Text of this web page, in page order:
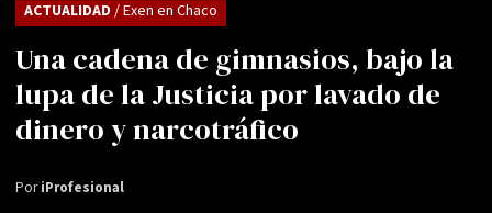
Una cadena de gimnasios, bajo la
lupa de la Justicia por lavado de
dinero y narcotráfico
ACTUALIDAD / Exen en Chaco
PoriProfesional